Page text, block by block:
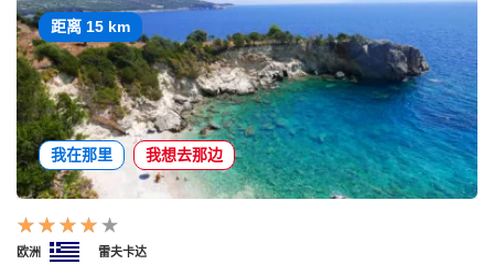
距离 15 km
我在那里 我想去那边
欧洲 雷夫卡达